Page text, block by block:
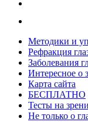
Методики и
Рефракция
Заболевания
Интересное о
Карта сайта
БЕСПЛАТНО
Тесты на
Не только о